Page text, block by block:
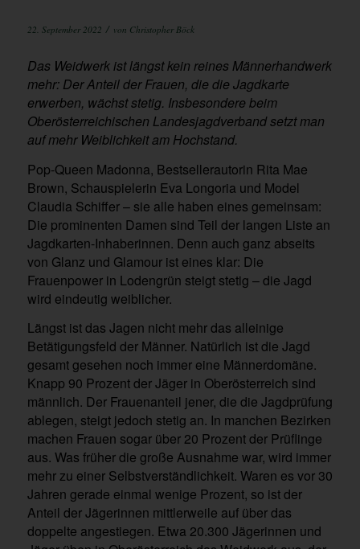
22. September 2022 / von Christopher Böck
Das Weidwerk ist längst kein reines Männerhandwerk
mehr: Der Anteil der Frauen, die die Jagdkarte
erwerben, wächst stetig. Insbesondere beim
Oberösterreichischen Landesjagdverband setzt man
auf mehr Weiblichkeit am Hochstand.
Pop-Queen Madonna, Bestsellerautorin Rita Mae
Brown, Schauspielerin Eva Longoria und Model
Claudia Schiffer – sie alle haben eines gemeinsam:
Die prominenten Damen sind Teil der langen Liste an
Jagdkarten-Inhaberinnen. Denn auch ganz abseits
von Glanz und Glamour ist eines klar: Die
Frauenpower in Lodengrün steigt stetig – die Jagd
wird eindeutig weiblicher.
Längst ist das Jagen nicht mehr das alleinige
Betätigungsfeld der Männer. Natürlich ist die Jagd
gesamt gesehen noch immer eine Männerdomäne.
Knapp 90 Prozent der Jäger in Oberösterreich sind
männlich. Der Frauenanteil jener, die die Jagdprüfung
ablegen, steigt jedoch stetig an. In manchen Bezirken
machen Frauen sogar über 20 Prozent der Prüflinge
aus. Was früher die große Ausnahme war, wird immer
mehr zu einer Selbstverständlichkeit. Waren es vor 30
Jahren gerade einmal wenige Prozent, so ist der
Anteil der Jägerinnen mittlerweile auf über das
doppelte angestiegen. Etwa 20.300 Jägerinnen und